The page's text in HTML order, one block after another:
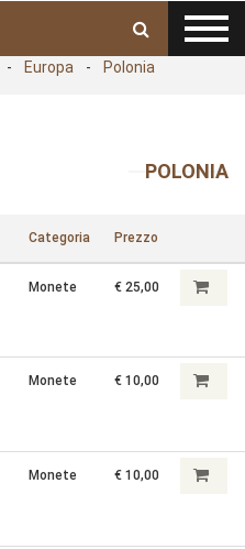
- Europa - Polonia
POLONIA
Categoria Prezzo
Monete € 25,00
Monete € 10,00
Monete € 10,00